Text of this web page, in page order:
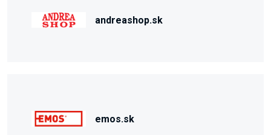
andreashop.sk
emos.sk